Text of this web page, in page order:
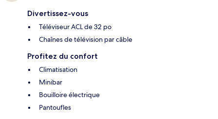
Divertissez-vous
Téléviseur ACL de 32 po
Chaînes de télévision par câble
Profitez du confort
Climatisation
Minibar
Bouilloire électrique
Pantoufles